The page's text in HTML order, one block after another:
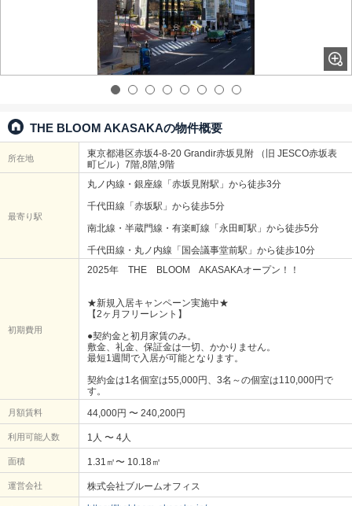
THE BLOOM AKASAKAの物件概要
所在地
東京都港区赤坂4-8-20 Grandir赤坂見附 （旧 JESCO赤坂表
町ビル）7階,8階,9階
最寄り駅
丸ノ内線・銀座線「赤坂見附駅」から徒歩3分
千代田線「赤坂駅」から徒歩5分
南北線・半蔵門線・有楽町線「永田町駅」から徒歩5分
千代田線・丸ノ内線「国会議事堂前駅」から徒歩10分
初期費用
2025年 THE BLOOM AKASAKAオープン！！
★新規入居キャンペーン実施中★
【2ヶ月フリーレント】
●契約金と初月家賃のみ。
敷金、礼金、保証金は一切、かかりません。
最短1週間で入居が可能となります。
契約金は1名個室は55,000円、3名～の個室は110,000円で
す。
月額賃料 44,000円 〜 240,200円
利用可能人数 1人 〜 4人
面積 1.31㎡〜 10.18㎡
運営会社 株式会社ブルームオフィス